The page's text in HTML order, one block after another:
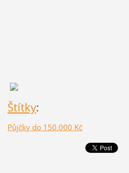
Štítky:
Půjčky do 150.000 Kč